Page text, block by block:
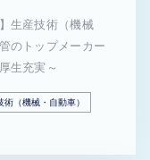
生産技術（機械
のトップメーカー
生充実～
（機械・自動車）